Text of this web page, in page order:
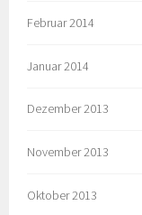
Februar 2014
Januar 2014
Dezember 2013
November 2013
Oktober 2013